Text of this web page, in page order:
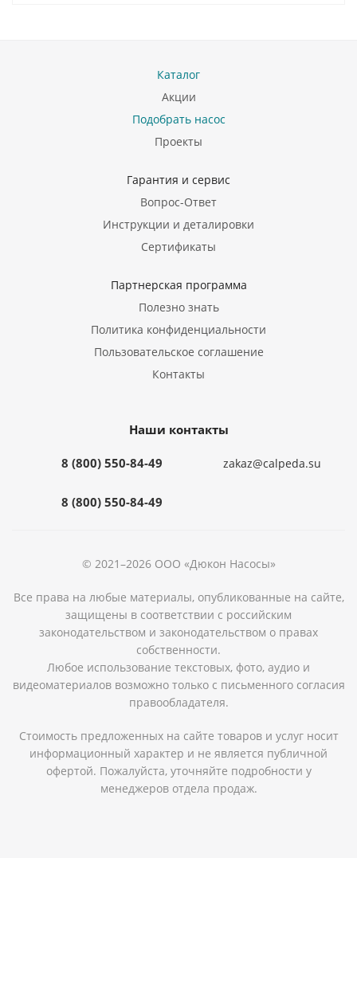
Каталог
Акции
Подобрать насос
Проекты
Гарантия и сервис
Вопрос-Ответ
Инструкции и деталировки
Сертификаты
Партнерская программа
Полезно знать
Политика конфиденциальности
Пользовательское соглашение
Контакты
Наши контакты
8 (800) 550-84-49
8 (800) 550-84-49
zakaz@calpeda.su
© 2021–2026 ООО «Дюкон Насосы»
Все права на любые материалы, опубликованные на сайте,
защищены в соответствии с российским
законодательством и законодательством о правах
собственности.
Любое использование текстовых, фото, аудио и
видеоматериалов возможно только с письменного согласия
правообладателя.
Стоимость предложенных на сайте товаров и услуг носит
информационный характер и не является публичной
офертой. Пожалуйста, уточняйте подробности у
менеджеров отдела продаж.